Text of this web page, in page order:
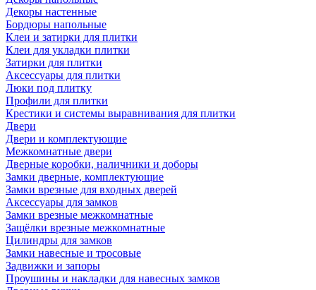
Декоры настенные
Бордюры напольные
Клеи и затирки для плитки
Клеи для укладки плитки
Затирки для плитки
Аксессуары для плитки
Люки под плитку
Профили для плитки
Крестики и системы выравнивания для плитки
Двери
Двери и комплектующие
Межкомнатные двери
Дверные коробки, наличники и доборы
Замки дверные, комплектующие
Замки врезные для входных дверей
Аксессуары для замков
Замки врезные межкомнатные
Защёлки врезные межкомнатные
Цилиндры для замков
Замки навесные и тросовые
Задвижки и запоры
Проушины и накладки для навесных замков